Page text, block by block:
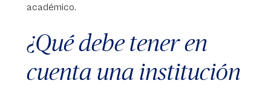
académico.
¿Qué debe tener en
cuenta una institución